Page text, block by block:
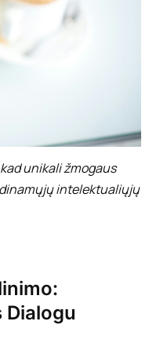
unikali žmogaus
intelektualiųjų
Dialogu